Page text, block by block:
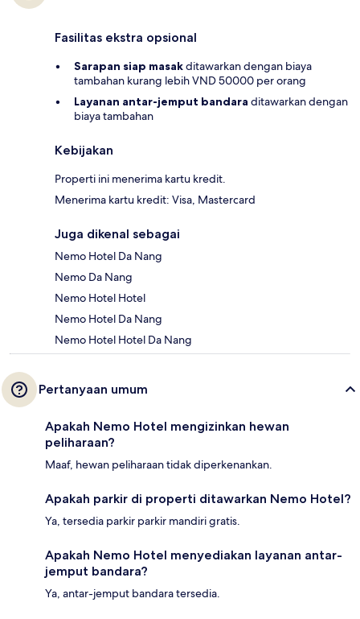
Fasilitas ekstra opsional
Sarapan siap masakditawarkan dengan biaya
tambahan kurang lebih VND 50000 per orang
Layanan antar-jemput bandara ditawarkan dengan
biaya tambahan
Kebijakan
Properti ini menerima kartu kredit.
Menerima kartu kredit: Visa, Mastercard
Juga dikenal sebagai
Nemo Hotel Da Nang
Nemo Da Nang
Nemo Hotel Hotel
Nemo Hotel Da Nang
Nemo Hotel Hotel Da Nang
Pertanyaan umum
Apakah Nemo Hotel mengizinkan hewan
peliharaan?
Maaf, hewan peliharaan tidak diperkenankan.
Apakah parkir di properti ditawarkan Nemo Hotel?
Ya, tersedia parkir parkir mandiri gratis.
Apakah Nemo Hotel menyediakan layanan antar-
jemput bandara?
Ya, antar-jemput bandara tersedia.